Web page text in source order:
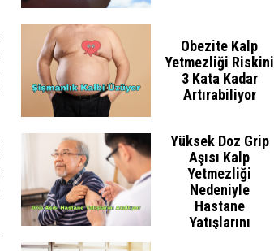
Obezite Kalp
Yetmezliği Riskini
3 Kata Kadar
Artırabiliyor
Yüksek Doz Grip
Aşısı Kalp
Yetmezliği
Nedeniyle
Hastane
Yatışlarını